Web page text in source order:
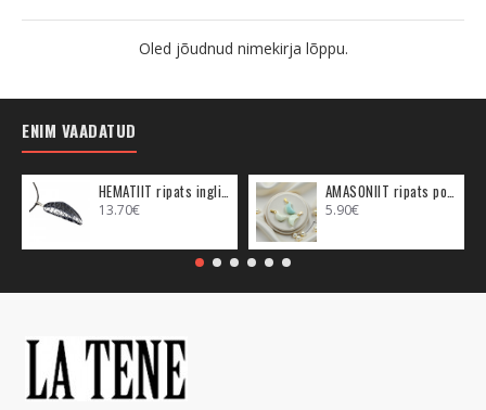
Oled jõudnud nimekirja lõppu.
ENIM VAADATUD
13.70€ 5.90€